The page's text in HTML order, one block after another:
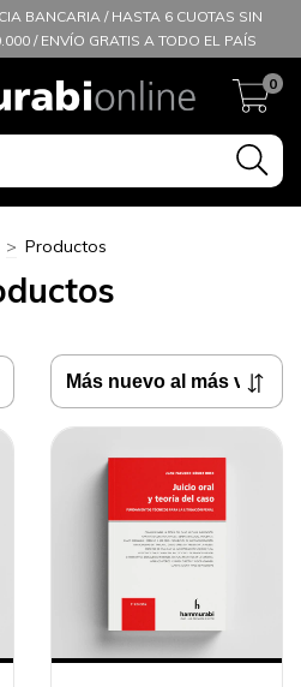
BANCARIA / HASTA 6 CUOTAS SIN
/ ENVÍO GRATIS A TODO EL PAÍS
0
> Productos